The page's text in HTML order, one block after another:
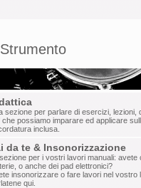
sezione per parlare di esercizi, lezioni,
che possiamo imparare ed applicare
inclusa.
da te & Insonorizzazione
per i vostri lavori manuali:
o anche dei pad elettronici?
insonorizzare o fare lavori nel vostro
qui.